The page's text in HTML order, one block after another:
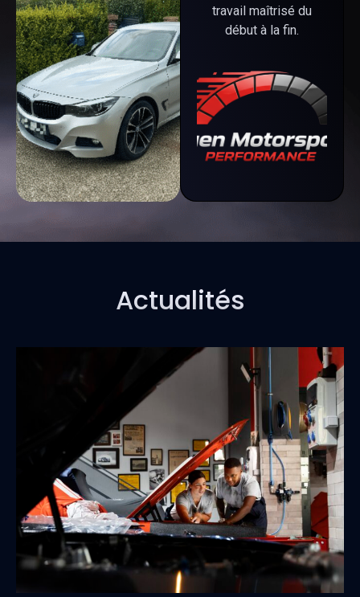
travail maîtrisé du
début à la fin.
Actualités